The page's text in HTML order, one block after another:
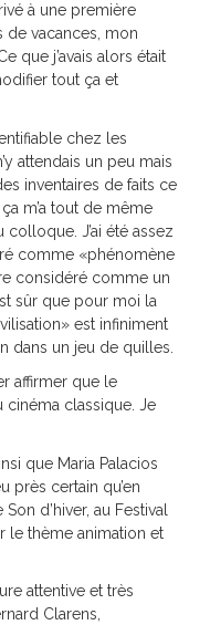
à une première
de vacances, mon
que j’avais alors était
tout ça et
chez les
attendais un peu mais
inventaires de faits ce
m’a tout de même
J’ai été assez
comme «phénomène
considéré comme un
sûr que pour moi la
est infiniment
dans un jeu de quilles.
affirmer que le
cinéma classique. Je
que Maria Palacios
près certain qu’en
d’hiver, au Festival
le thème animation et
attentive et très
Clarens,